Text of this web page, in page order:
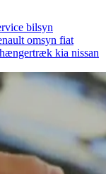
bilsyn
omsyn fiat
kia nissan